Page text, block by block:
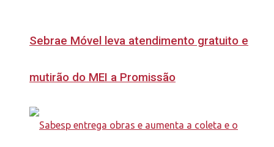
Sebrae Móvel leva atendimento gratuito e
mutirão do MEI a Promissão